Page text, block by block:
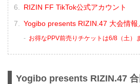
RIZIN FF TikTok公式アカウント
Yogibo presents RIZIN.47 大会情報
お得なPPV前売りチケットは6/8（土）
Yogibo presents RIZIN.47